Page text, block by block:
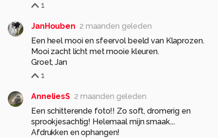
1
JanHouben 2 maanden geleden
Een heel mooi en sfeervol beeld van Klaprozen.
Mooi zacht licht met mooie kleuren.
Groet, Jan
1
AnneliesS 2 maanden geleden
Een schitterende foto!! Zo soft, dromerig en
sprookjesachtig! Helemaal mijn smaak....
Afdrukken en ophangen!